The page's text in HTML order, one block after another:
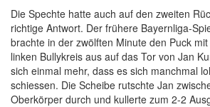
Die Spechte hatte auch auf den zweiten
richtige Antwort. Der frühere Bayernliga-
brachte in der zwölften Minute den Puck
linken Bullykreis aus auf das Tor von Jan
sich einmal mehr, dass es sich manchmal
schiessen. Die Scheibe rutschte Jan
Oberkörper durch und kullerte zum 2-2